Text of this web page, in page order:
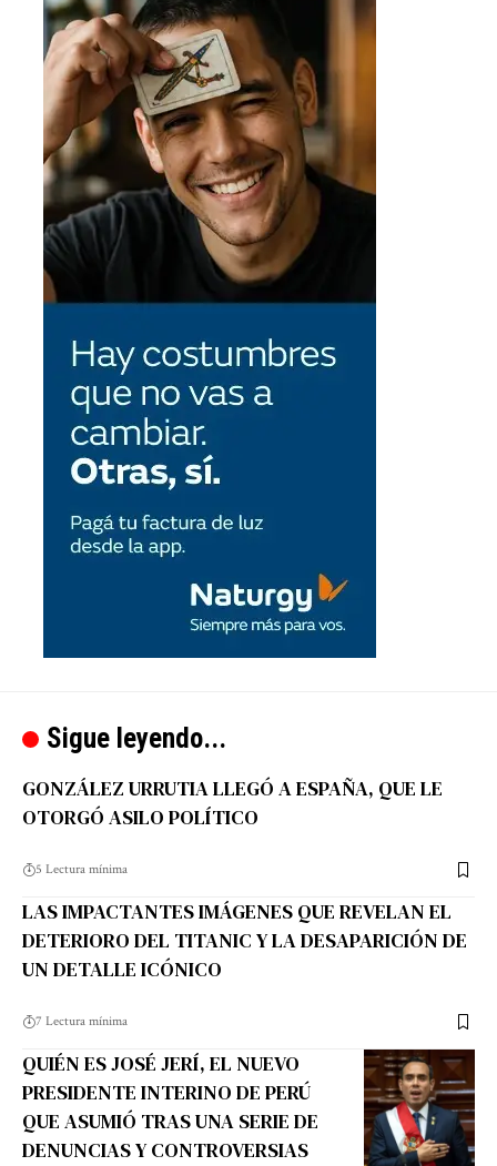
Sigue leyendo...
GONZÁLEZ URRUTIA LLEGÓ A ESPAÑA, QUE LE
OTORGÓ ASILO POLÍTICO
5 Lectura mínima
LAS IMPACTANTES IMÁGENES QUE REVELAN EL
DETERIORO DEL TITANIC Y LA DESAPARICIÓN DE
UN DETALLE ICÓNICO
7 Lectura mínima
QUIÉN ES JOSÉ JERÍ, EL NUEVO
PRESIDENTE INTERINO DE PERÚ
QUE ASUMIÓ TRAS UNA SERIE DE
DENUNCIAS Y CONTROVERSIAS